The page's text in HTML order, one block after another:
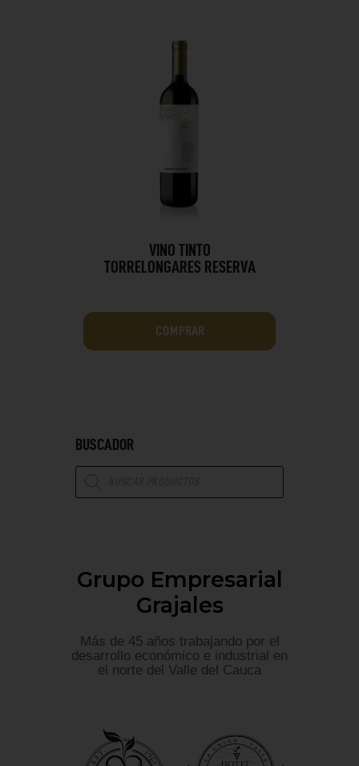
VINO TINTO
TORRELONGARES RESERVA
COMPRAR
BUSCADOR
Grupo Empresarial
Grajales
Más de 45 años trabajando por el
desarrollo económico e industrial en
el norte del Valle del Cauca